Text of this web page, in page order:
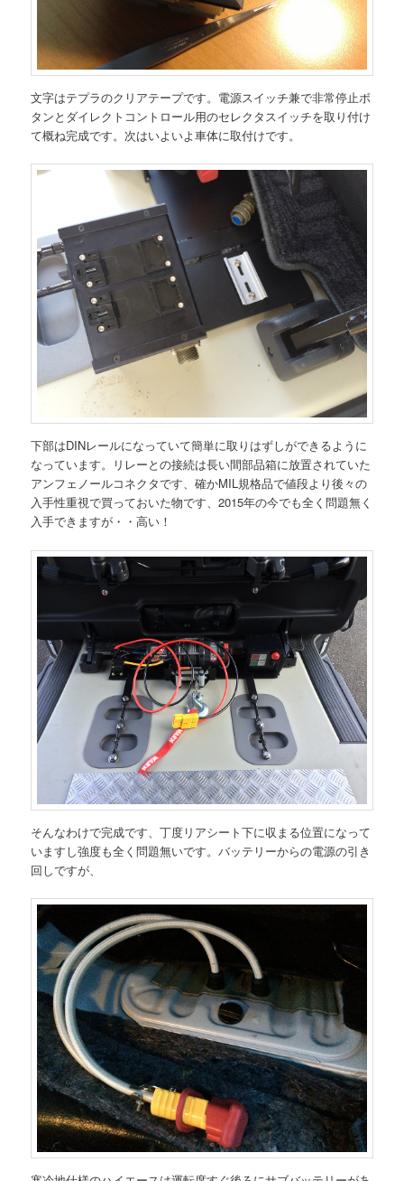
文字はテプラのクリアテープです。電源スイッチ兼で非常停止ボ
タンとダイレクトコントロール用のセレクタスイッチを取り付け
て概ね完成です。次はいよいよ車体に取付けです。
下部はDINレールになっていて簡単に取りはずしができるように
なっています。リレーとの接続は長い間部品箱に放置されていた
アンフェノールコネクタです、確かMIL規格品で値段より後々の
入手性重視で買っておいた物です、2015年の今でも全く問題無く
入手できますが・・高い！
そんなわけで完成です、丁度リアシート下に収まる位置になって
いますし強度も全く問題無いです。バッテリーからの電源の引き
回しですが、